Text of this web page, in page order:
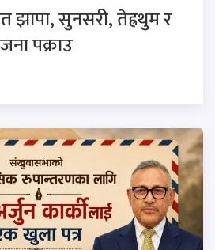
सुनसरी, तेह्रथुम र
पक्राउ